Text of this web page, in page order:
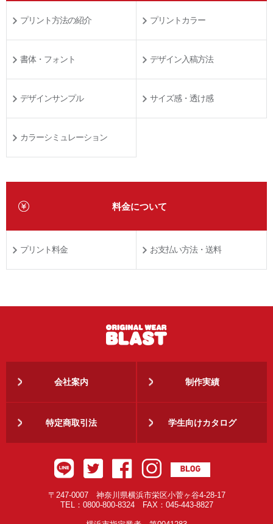
プリント方法の紹介 プリントカラー
書体・フォント デザイン入稿方法
デザインサンプル サイズ感・透け感
カラーシミュレーション
料金について
プリント料金 お支払い方法・送料
会社案内 制作実績
特定商取引法 学生向けカタログ
〒247-0007 神奈川県横浜市栄区小菅ヶ谷4-28-17
TEL：0800-800-8324 FAX：045-443-8827